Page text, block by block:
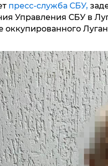
пресс-служба СБУ,
Управления СБУ в
оккупированного